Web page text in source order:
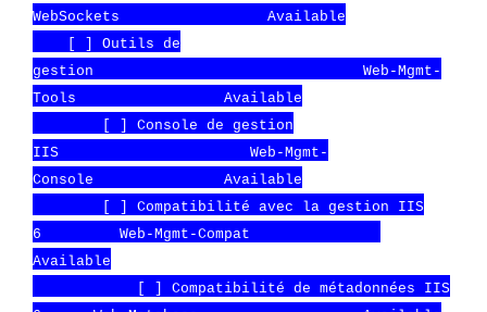
WebSockets Available
[ ] Outils de
gestion Web-Mgmt-
Tools Available
[ ] Console de gestion
IIS Web-Mgmt-
Console Available
[ ] Compatibilité avec la gestion IIS
6 Web-Mgmt-Compat
Available
[ ] Compatibilité de métadonnées IIS